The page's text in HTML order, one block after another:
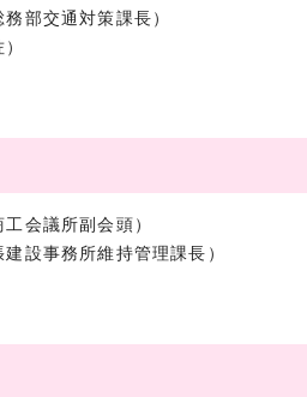
部交通対策課長）
会議所副会頭）
設事務所維持管理課長）